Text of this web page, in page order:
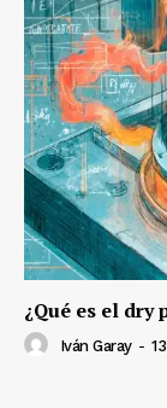
¿Qué es el
Iván Garay -